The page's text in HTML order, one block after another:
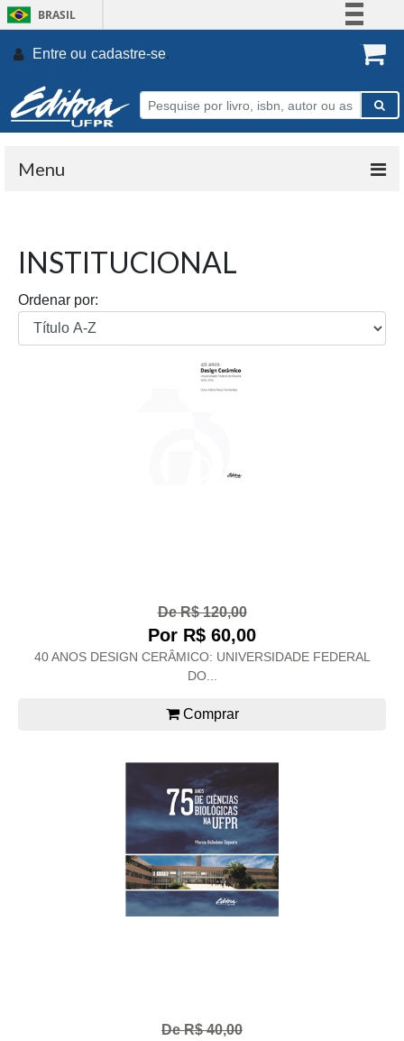
BRASIL
Participe
Entre ou cadastre-se.
Menu
INSTITUCIONAL
Ordenar por:
De R$ 120,00
Por R$ 60,00
40 ANOS DESIGN CERÂMICO: UNIVERSIDADE FEDERAL
DO...
Comprar
De R$ 40,00